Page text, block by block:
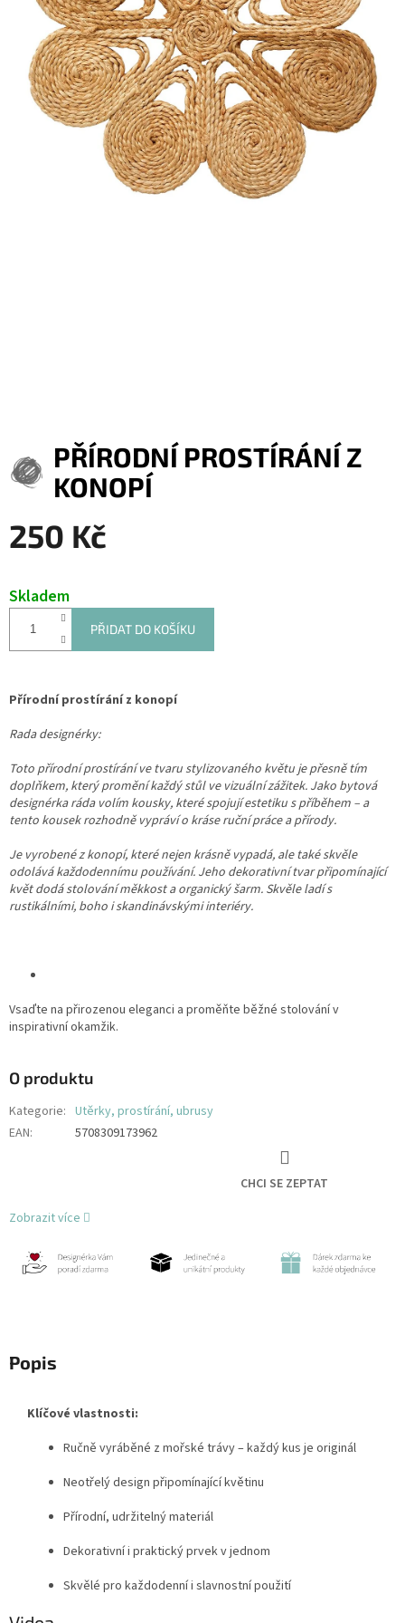
PŘÍRODNÍ PROSTÍRÁNÍ Z
KONOPÍ
250 Kč
Skladem
PŘIDAT DO KOŠÍKU
Přírodní prostírání z konopí
Rada designérky:
Toto přírodní prostírání ve tvaru stylizovaného květu je přesně tím
doplňkem, který promění každý stůl ve vizuální zážitek. Jako bytová
designérka ráda volím kousky, které spojují estetiku s příběhem – a
tento kousek rozhodně vypráví o kráse ruční práce a přírody.
Je vyrobené z konopí, které nejen krásně vypadá, ale také skvěle
odolává každodennímu používání. Jeho dekorativní tvar připomínající
květ dodá stolování měkkost a organický šarm. Skvěle ladí s
rustikálními, boho i skandinávskými interiéry.
Vsaďte na přirozenou eleganci a proměňte běžné stolování v
inspirativní okamžik.
O produktu
Kategorie: Utěrky, prostírání, ubrusy
EAN: 5708309173962
CHCI SE ZEPTAT
Zobrazit více
Popis
Klíčové vlastnosti:
Ručně vyráběné z mořské trávy – každý kus je originál
Neotřelý design připomínající květinu
Přírodní, udržitelný materiál
Dekorativní i praktický prvek v jednom
Skvělé pro každodenní i slavnostní použití